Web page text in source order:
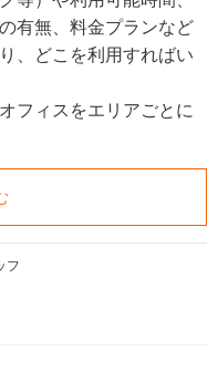
有無、料金プランなど
、どこを利用すればい
フィスをエリアごとに
フ